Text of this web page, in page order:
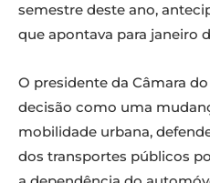
semestre deste ano,
que apontava para janeiro
O presidente da Câmara
decisão como uma
mobilidade urbana,
dos transportes públicos